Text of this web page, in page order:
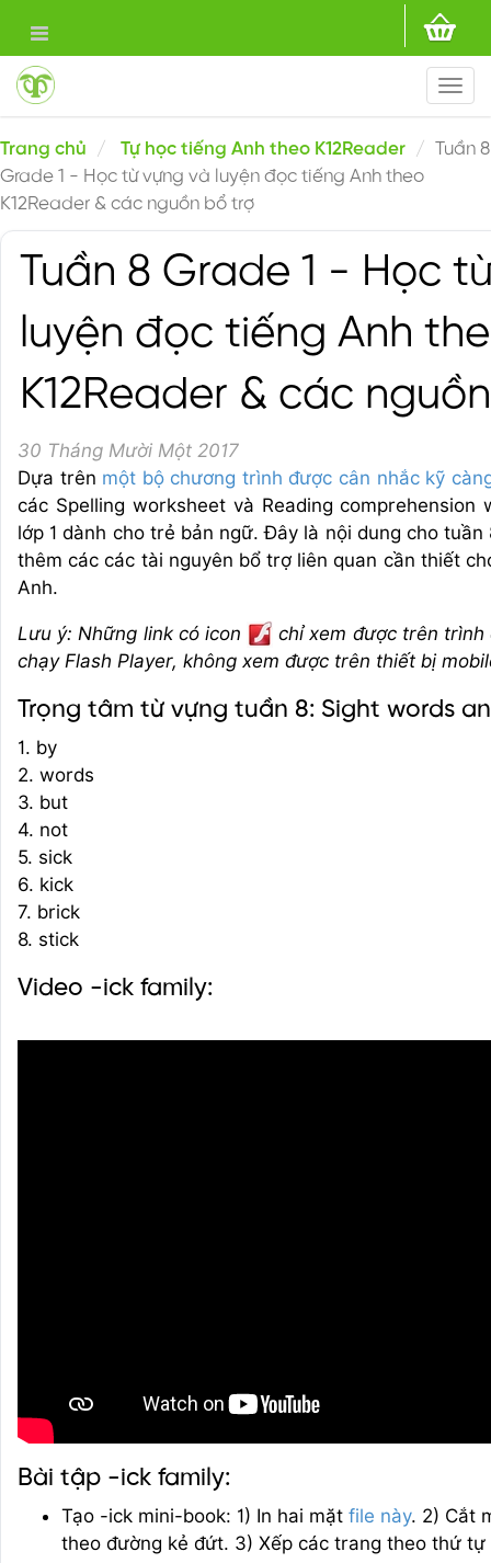
Trang chủ Tự học tiếng Anh theo K12Reader
Tuần 8
Grade 1 - Học từ vựng và luyện đọc tiếng Anh theo
K12Reader & các nguồn bổ trợ
Tuần 8 Grade 1 - Học
luyện đọc tiếng Anh
K12Reader & các
30 Tháng Mười Một 2017
Dựa trên một bộ chương trình được cân nhắc kỹ
các Spelling worksheet và Reading
lớp 1 dành cho trẻ bản ngữ. Đây là nội dung cho
thêm các các tài nguyên bổ trợ liên quan cần thiết
Anh.
Lưu ý: Những link có icon
chỉ xem được trên trình
chạy Flash Player, không xem được trên thiết bị
Trọng tâm từ vựng tuần 8: Sight words
1. by
2. words
3. but
4. not
5. sick
6. kick
7. brick
8. stick
Video -ick family:
Bài tập -ick family:
Tạo -ick mini-book: 1) In hai mặt file này. 2) Cắt
theo đường kẻ đứt. 3) Xếp các trang theo thứ tự